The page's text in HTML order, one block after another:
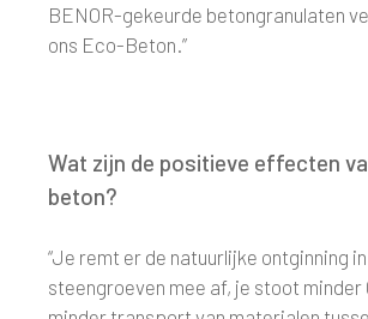
BENOR-gekeurde betongranulaten
ons Eco-Beton.”
Wat zijn de positieve effecten
beton?
“Je remt er de natuurlijke ontginning
steengroeven mee af, je stoot minder